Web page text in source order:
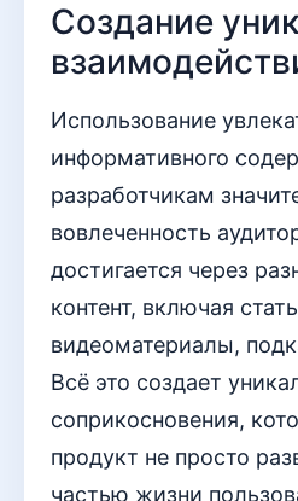
Создание
Использование
информативного
разработчикам
вовлеченность
достигается через
контент, включая
видеоматериалы,
Всё это создает
соприкосновения,
продукт не просто
частью жизни